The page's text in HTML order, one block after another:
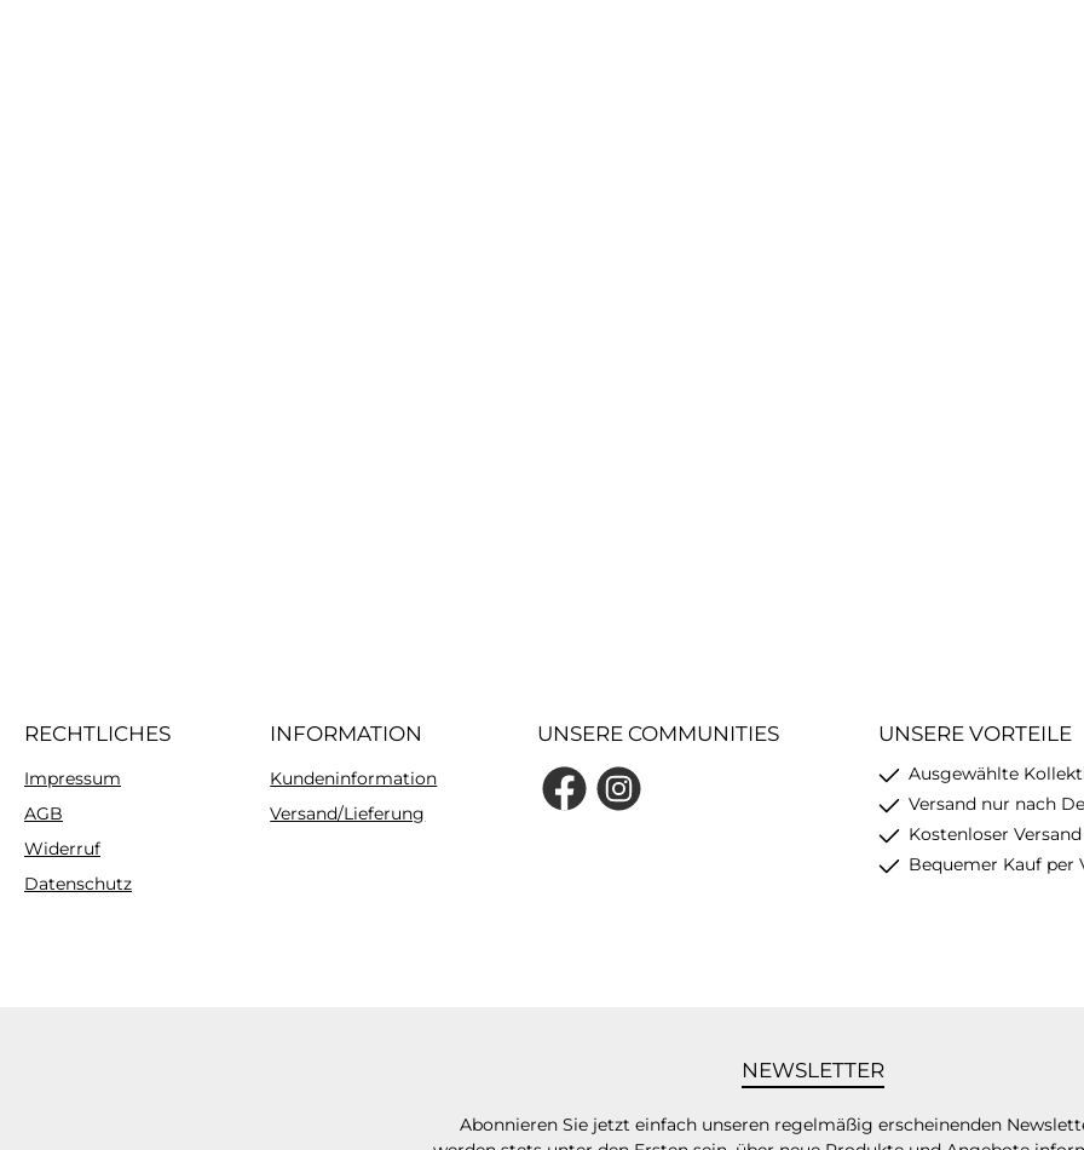
RECHTLICHES
Impressum
AGB
Widerruf
Datenschutz
INFORMATION
Kundeninformation
Versand/Lieferung
UNSERE COMMUNITIES
FacebookInstagram
UNSERE VORTEILE
Ausgewählte
Versand nur nach
Kostenloser
Bequemer Kauf per
NEWSLETTER
Abonnieren Sie jetzt einfach unseren regelmäßig erscheinenden